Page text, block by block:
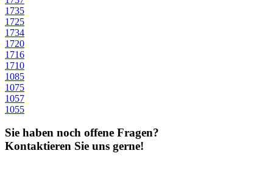
1735
1725
1734
1720
1716
1710
1085
1075
1057
1055
Sie haben noch offene Fragen?
Kontaktieren Sie uns gerne!